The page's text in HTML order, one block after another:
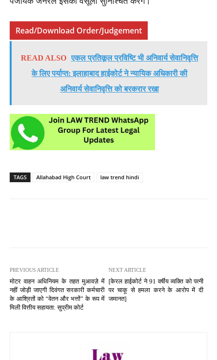
Read/Download Order/Judgement
READ ALSO एकल प्रतिकूल प्रविष्टि भी अनिवार्य सेवानिवृत्ति
के लिए पर्याप्त: इलाहाबाद हाईकोर्ट ने न्यायिक अधिकारी की
अनिवार्य सेवानिवृत्ति को बरकरार रखा
TAGS Allahabad High Court law trend hindi
PREVIOUS ARTICLE
मोटर वाहन अधिनियम के तहत मुआवज़े में
नहीं जोड़ी जाएगी दिवंगत सरकारी कर्मचारी
के आश्रितों को “वेतन और भत्तों” के रूप में
मिली वित्तीय सहायता: सुप्रीम कोर्ट
NEXT ARTICLE
[केरल हाईकोर्ट ने 91 वर्षीय व्यक्ति को पत्नी
पर चाकू से हमला करने के आरोप में दी
जमानत]